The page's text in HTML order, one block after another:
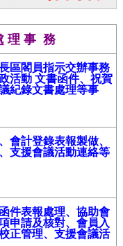
理 事 務
區閣員指示交辦事務
活動 文書函件、祝賀
紀錄文書處理等事
會計登錄表報製做、
支援會議活動連絡等
件表報處理、協助會
申請及核對、會員入
正管理、支援會議活